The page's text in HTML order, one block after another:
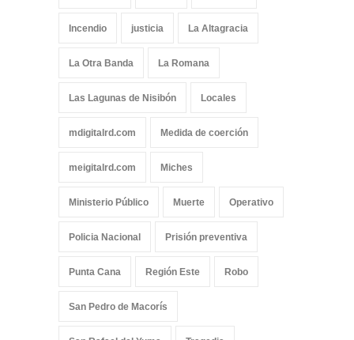
Incendio justicia La Altagracia
La Otra Banda La Romana
Las Lagunas de Nisibón Locales
mdigitalrd.com Medida de coerción
meigitalrd.com Miches
Ministerio Público Muerte Operativo
Policia Nacional Prisión preventiva
Punta Cana Región Este Robo
San Pedro de Macorís